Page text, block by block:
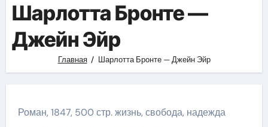
Шарлотта Бронте —
Джейн Эйр
Главная Шарлотта Бронте — Джейн Эйр
Роман, 1847, 500 стр. жизнь, свобода, надежда